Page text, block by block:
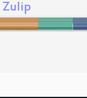
Zulip